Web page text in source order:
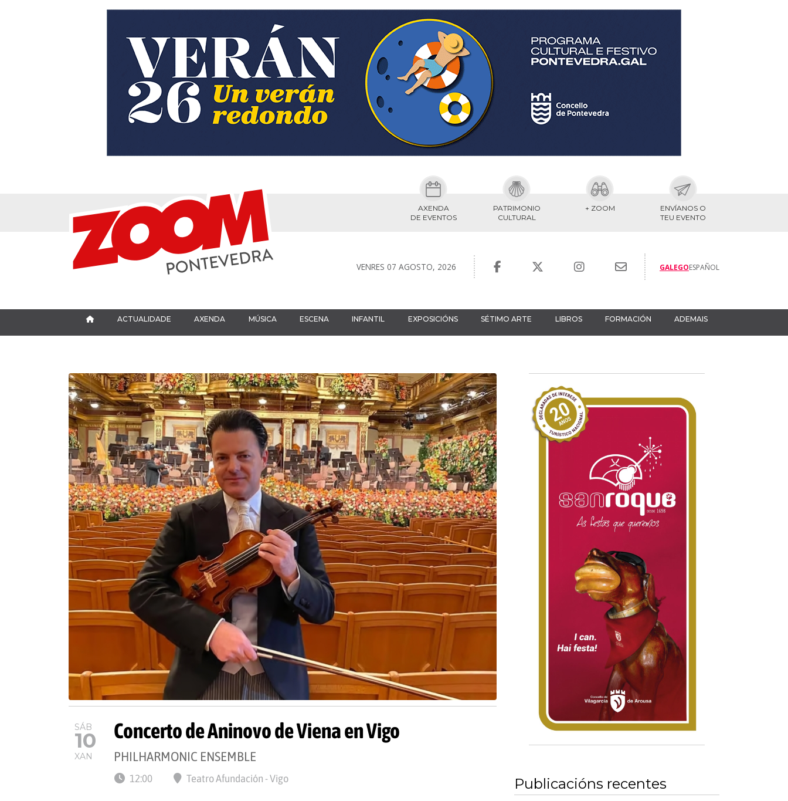
AXENDA
DE EVENTOS
PATRIMONIO
CULTURAL
+ ZOOM
ENVÍANOS O
TEU EVENTO
VENRES 07 AGOSTO, 2026 GALEGOESPAÑOL
ACTUALIDADE AXENDA MÚSICA ESCENA INFANTIL EXPOSICIÓNS SÉTIMO ARTE LIBROS FORMACIÓN ADEMAIS
SÁB
10
XAN
Concerto de Aninovo de Viena en Vigo
PHILHARMONIC ENSEMBLE
12:00 Teatro Afundación - Vigo Publicacións recentes